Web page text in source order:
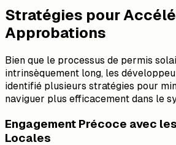
Stratégies pour
Approbations
Bien que le processus de permis
intrinsèquement long, les
identifié plusieurs stratégies pour
naviguer plus efficacement dans le
Engagement Précoce avec
Locales